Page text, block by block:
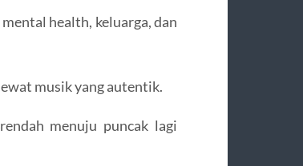
health, keluarga, dan
musik yang autentik.
menuju puncak lagi